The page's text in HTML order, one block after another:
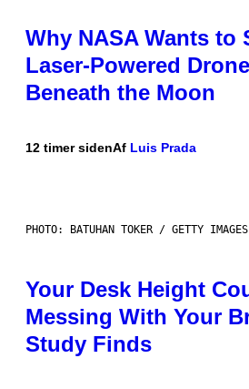
Why NASA Wants to
Laser-Powered
Beneath the Moon
12 timer sidenAf Luis Prada
PHOTO: BATUHAN TOKER / GETTY IMAGES
Your Desk Height
Messing With Your
Study Finds